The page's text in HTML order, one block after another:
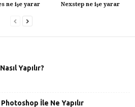
ne işe yarar Nexstep ne işe yarar
Yapılır?
İle Ne Yapılır